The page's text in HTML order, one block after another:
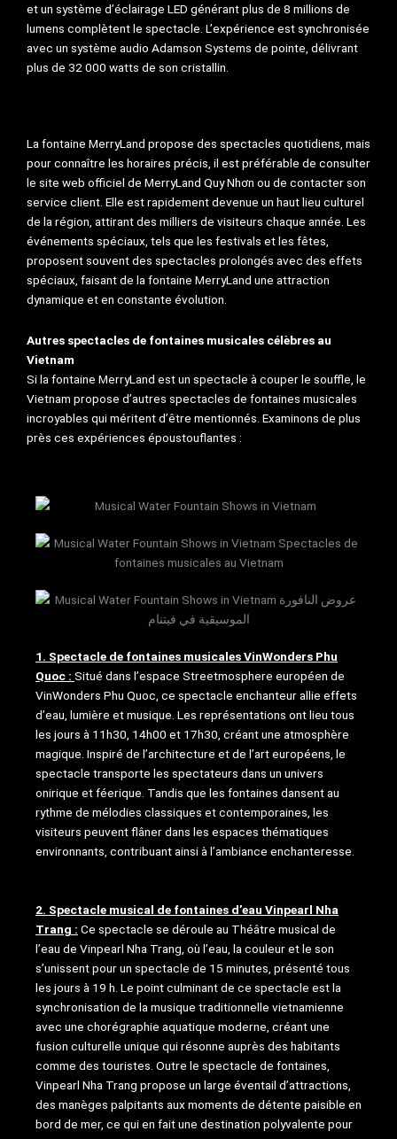
et un système d’éclairage LED générant plus de 8 millions de
lumens complètent le spectacle. L’expérience est synchronisée
avec un système audio Adamson Systems de pointe, délivrant
plus de 32 000 watts de son cristallin.
La fontaine MerryLand propose des spectacles quotidiens, mais
pour connaître les horaires précis, il est préférable de consulter
le site web officiel de MerryLand Quy Nhơn ou de contacter son
service client. Elle est rapidement devenue un haut lieu culturel
de la région, attirant des milliers de visiteurs chaque année. Les
événements spéciaux, tels que les festivals et les fêtes,
proposent souvent des spectacles prolongés avec des effets
spéciaux, faisant de la fontaine MerryLand une attraction
dynamique et en constante évolution.
Autres spectacles de fontaines musicales célèbres au
Vietnam
Si la fontaine MerryLand est un spectacle à couper le souffle, le
Vietnam propose d’autres spectacles de fontaines musicales
incroyables qui méritent d’être mentionnés. Examinons de plus
près ces expériences époustouflantes :
1. Spectacle de fontaines musicales VinWonders Phu
Quoc : Situé dans l’espace Streetmosphere européen de
VinWonders Phu Quoc, ce spectacle enchanteur allie effets
d’eau, lumière et musique. Les représentations ont lieu tous
les jours à 11h30, 14h00 et 17h30, créant une atmosphère
magique. Inspiré de l’architecture et de l’art européens, le
spectacle transporte les spectateurs dans un univers
onirique et féerique. Tandis que les fontaines dansent au
rythme de mélodies classiques et contemporaines, les
visiteurs peuvent flâner dans les espaces thématiques
environnants, contribuant ainsi à l’ambiance enchanteresse.
2. Spectacle musical de fontaines d’eau Vinpearl Nha
Trang : Ce spectacle se déroule au Théâtre musical de
l’eau de Vinpearl Nha Trang, où l’eau, la couleur et le son
s’unissent pour un spectacle de 15 minutes, présenté tous
les jours à 19 h. Le point culminant de ce spectacle est la
synchronisation de la musique traditionnelle vietnamienne
avec une chorégraphie aquatique moderne, créant une
fusion culturelle unique qui résonne auprès des habitants
comme des touristes. Outre le spectacle de fontaines,
Vinpearl Nha Trang propose un large éventail d’attractions,
des manèges palpitants aux moments de détente paisible en
bord de mer, ce qui en fait une destination polyvalente pour